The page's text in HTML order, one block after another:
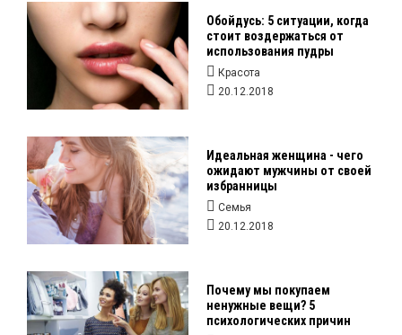
Обойдусь: 5 ситуации, когда
стоит воздержаться от
использования пудры
Красота
20.12.2018
Идеальная женщина - чего
ожидают мужчины от своей
избранницы
Семья
20.12.2018
Почему мы покупаем
ненужные вещи? 5
психологических причин